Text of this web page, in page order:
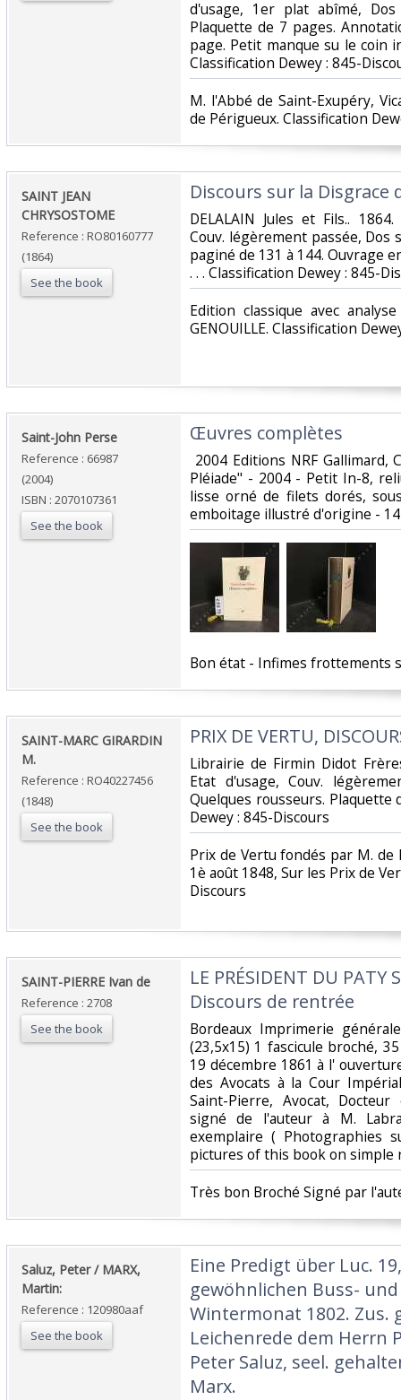
d'usage, 1er plat abîmé,
Plaquette de 7 pages.
page. Petit manque su le coin
Classification Dewey : 845-
‎M. l'Abbé de Saint-Exupéry,
de Périgueux. Classification
‎SAINT JEAN
CHRYSOSTOME‎
Reference : RO80160777
(1864)
See the book
‎Discours sur la Disgrace
‎DELALAIN Jules et Fils..
Couv. légèrement passée,
paginé de 131 à 144. Ouvrage
. . . Classification Dewey : 845-
‎Edition classique avec
GENOUILLE. Classification
‎Saint-John Perse‎
Reference : 66987
(2004)
ISBN : 2070107361
See the book
‎Œuvres complètes ‎
2004 Editions NRF
Pléiade" - 2004 - Petit In-8,
lisse orné de filets dorés,
emboitage illustré d'origine -
‎Bon état - Infimes frottements
‎SAINT-MARC GIRARDIN
M.‎
Reference : RO40227456
(1848)
See the book
‎PRIX DE VERTU,
‎Librairie de Firmin Didot
Etat d'usage, Couv.
Quelques rousseurs. Plaquette
Dewey : 845-Discours‎
‎Prix de Vertu fondés par M. de
1è août 1848, Sur les Prix de
Discours‎
‎SAINT-PIERRE Ivan de ‎
Reference : 2708
See the book
‎LE PRÉSIDENT DU PATY
Discours de rentrée ‎
‎Bordeaux Imprimerie
(23,5x15) 1 fascicule broché,
19 décembre 1861 à l'
des Avocats à la Cour
Saint-Pierre, Avocat,
signé de l'auteur à M.
exemplaire ( Photographies
pictures of this book on simple
‎Très bon Broché Signé par
‎Saluz, Peter / MARX,
Martin:‎
Reference : 120980aaf
See the book
‎Eine Predigt über Luc.
gewöhnlichen Buss-
Wintermonat 1802. Zus.
Leichenrede dem Herrn
Peter Saluz, seel.
Marx.‎